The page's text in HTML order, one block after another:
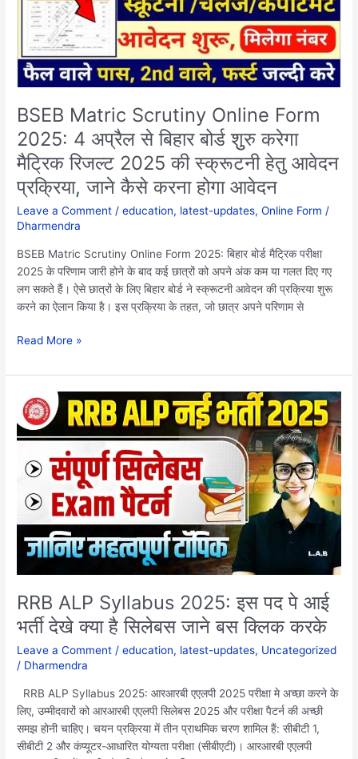
BSEB Matric Scrutiny Online Form
2025: 4 अप्रैल से बिहार बोर्ड शुुरु करेगा
मैट्रिक रिजल्ट 2025 की स्क्रूटनी हेतु आवेदन
प्रक्रिया, जाने कैसे करना होगा आवेदन
Leave a Comment /education, latest-updates,Online Form /
Dharmendra
BSEB Matric Scrutiny Online Form 2025: बिहार बोर्ड मैट्रिक परीक्षा
2025 के परिणाम जारी होने के बाद कई छात्रों को अपने अंक कम या गलत दिए गए
लग सकते हैं। ऐसे छात्रों के लिए बिहार बोर्ड ने स्क्रूटनी आवेदन की प्रक्रिया शुरू
करने का ऐलान किया है। इस प्रक्रिया के तहत, जो छात्र अपने परिणाम से
अप्रैल
से
बिहार
बोर्ड
शुुरु
करेगा
मैट्रिक
रिजल्ट
2025
की
स्क्रूटनी
हेतु
आवेदन
प्रक्रिया,
जाने
कैसे
होगा
Read More »
RRB ALP Syllabus 2025: इस पद पे आई
भर्ती देखे क्या है सिलेबस जाने बस क्लिक करके
Leave a Comment /education, latest-updates, Uncategorized
/ Dharmendra
RRB ALP Syllabus 2025: आरआरबी एएलपी 2025 परीक्षा मे अच्छा करने के
लिए, उम्मीदवारों को आरआरबी एएलपी सिलेबस 2025 और परीक्षा पैटर्न की अच्छी
समझ होनी चाहिए। चयन प्रक्रिया में तीन प्राथमिक चरण शामिल हैं: सीबीटी 1,
सीबीटी 2 और कंप्यूटर-आधारित योग्यता परीक्षा (सीबीएटी)। आरआरबी एएलपी
RRB
ALP
Syllabus
इस
आई
भर्ती
देखे
क्या
है
सिलेबस
जाने
बस
क्लिक